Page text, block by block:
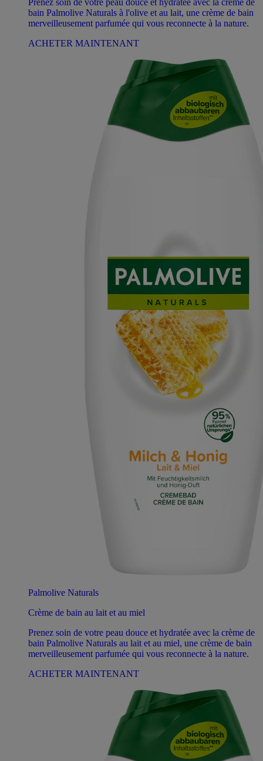
bain Palmolive Naturals à l'olive et au lait, une crème de bain
merveilleusement parfumée qui vous reconnecte à la nature.
ACHETER MAINTENANT
Palmolive Naturals
Crème de bain au lait et au miel
Prenez soin de votre peau douce et hydratée avec la crème de
bain Palmolive Naturals au lait et au miel, une crème de bain
merveilleusement parfumée qui vous reconnecte à la nature.
ACHETER MAINTENANT